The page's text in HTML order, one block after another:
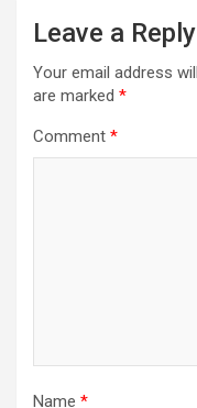
Leave a Reply
Your email address
are marked *
Comment *
Name *